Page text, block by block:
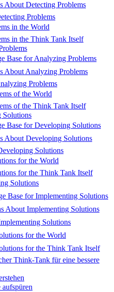
About Detecting Problems
Problems
in the World
in the Think Tank Itself
for Analyzing Problems
About Analyzing Problems
Problems
of the World
of the Think Tank Itself
for Developing Solutions
About Developing Solutions
Solutions
for the World
for the Think Tank Itself
Solutions
for Implementing Solutions
Implementing Solutions
Solutions
for the World
for the Think Tank Itself
Think-Tank für eine bessere